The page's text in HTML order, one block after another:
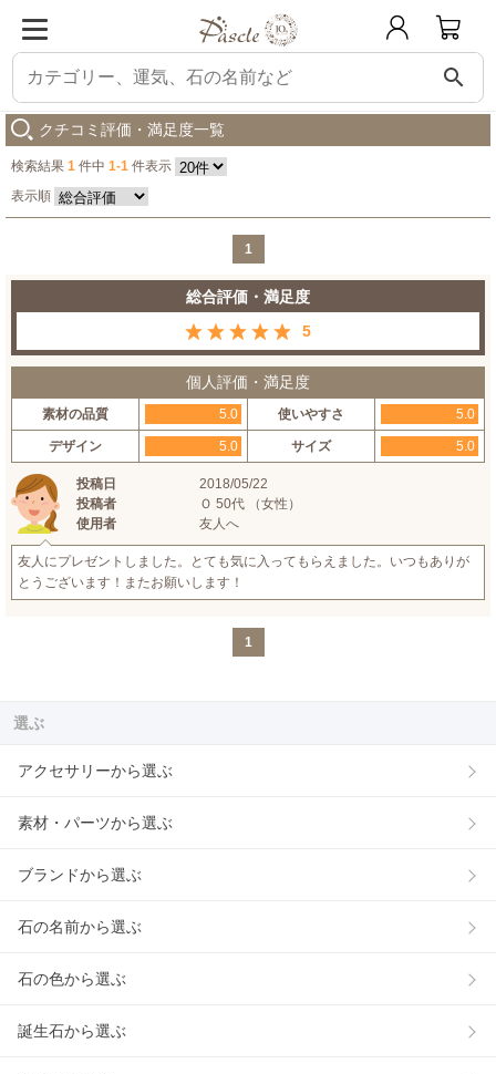
search
パスクル 【winQ】アクアマリン デザインブレスレット 購入した人の感想
クチコミ評価・満足度一覧
検索結果 1 件中 1-1 件表示
表示順
1
総合評価・満足度
5
個人評価・満足度
素材の品質 5.0 使いやすさ 5.0
デザイン 5.0 サイズ 5.0
投稿日
2018/05/22
投稿者
Ｏ 50代 （女性）
使用者
友人へ
友人にプレゼントしました。とても気に入ってもらえました。いつもありが
とうございます！またお願いします！
1
選ぶ
アクセサリーから選ぶ
素材・パーツから選ぶ
ブランドから選ぶ
石の名前から選ぶ
石の色から選ぶ
誕生石から選ぶ